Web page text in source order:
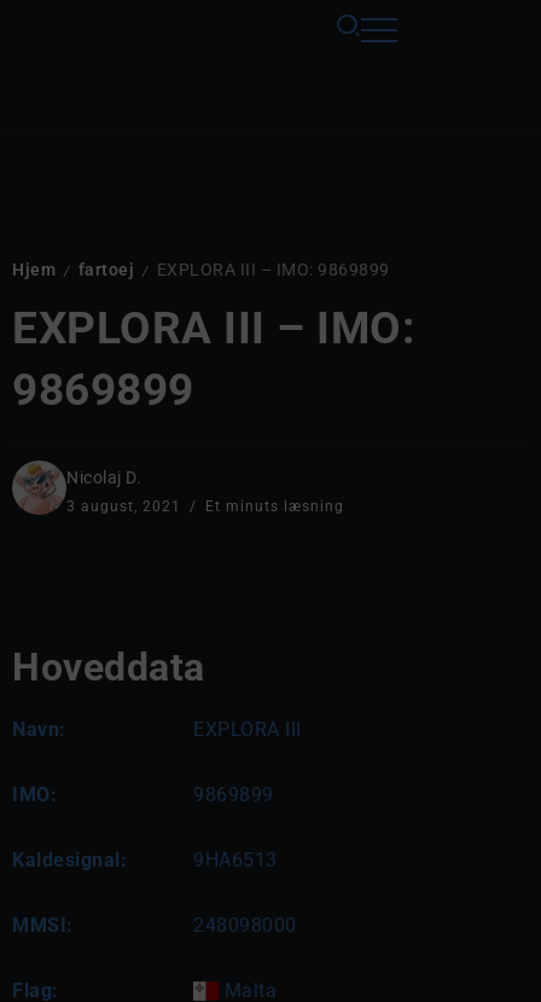
Hjem / fartoej / EXPLORA III – IMO: 9869899
EXPLORA III – IMO:
9869899
Nicolaj D.
3 august, 2021 Et minuts læsning
Hoveddata
Navn: EXPLORA III
IMO: 9869899
Kaldesignal: 9HA6513
MMSI: 248098000
Flag: Malta